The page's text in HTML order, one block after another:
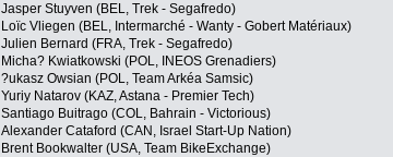
Jasper Stuyven (BEL, Trek - Segafredo)
Loïc Vliegen (BEL, Intermarché - Wanty - Gobert Matériaux)
Julien Bernard (FRA, Trek - Segafredo)
Micha? Kwiatkowski (POL, INEOS Grenadiers)
?ukasz Owsian (POL, Team Arkéa Samsic)
Yuriy Natarov (KAZ, Astana - Premier Tech)
Santiago Buitrago (COL, Bahrain - Victorious)
Alexander Cataford (CAN, Israel Start-Up Nation)
Brent Bookwalter (USA, Team BikeExchange)